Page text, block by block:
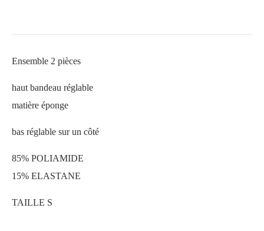
Ensemble 2 pièces
haut bandeau réglable
matière éponge
bas réglable sur un côté
85% POLIAMIDE
15% ELASTANE
TAILLE S